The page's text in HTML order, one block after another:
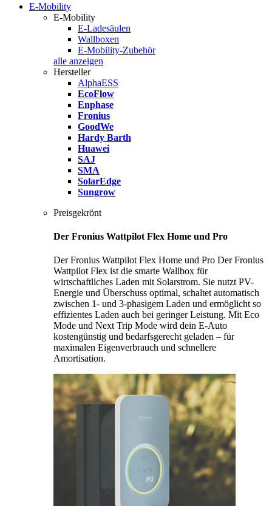
E-Mobility
E-Mobility
E-Ladesäulen
Wallboxen
E-Mobility-Zubehör
alle anzeigen
Hersteller
AlphaESS
EcoFlow
Enphase
Fronius
GoodWe
Hardy Barth
Huawei
SAJ
SMA
SolarEdge
Sungrow
Preisgekrönt
Der Fronius Wattpilot Flex Home und Pro
Der Fronius Wattpilot Flex Home und Pro Der Fronius
Wattpilot Flex ist die smarte Wallbox für
wirtschaftliches Laden mit Solarstrom. Sie nutzt PV-
Energie und Überschuss optimal, schaltet automatisch
zwischen 1- und 3-phasigem Laden und ermöglicht so
effizientes Laden auch bei geringer Leistung. Mit Eco
Mode und Next Trip Mode wird dein E-Auto
kostengünstig und bedarfsgerecht geladen – für
maximalen Eigenverbrauch und schnellere
Amortisation.